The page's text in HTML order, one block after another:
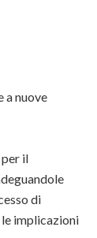
a nuove
il
di
implicazioni